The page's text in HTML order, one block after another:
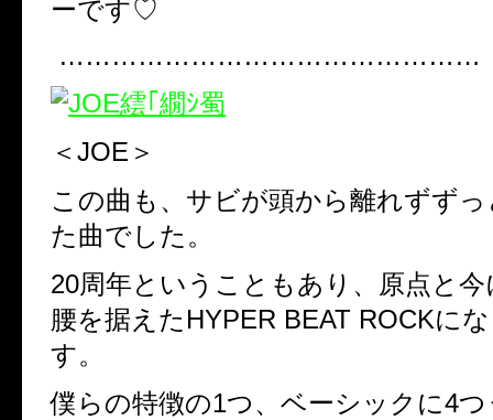
ーです♡
…………………………………………
＜ JOE ＞
この曲も、サビが頭から離れずず
た曲でした。
20周年ということもあり、原点と
腰を据えた HYPER BEAT ROCKに
す。
僕らの特徴の1つ、ベーシックに4つ